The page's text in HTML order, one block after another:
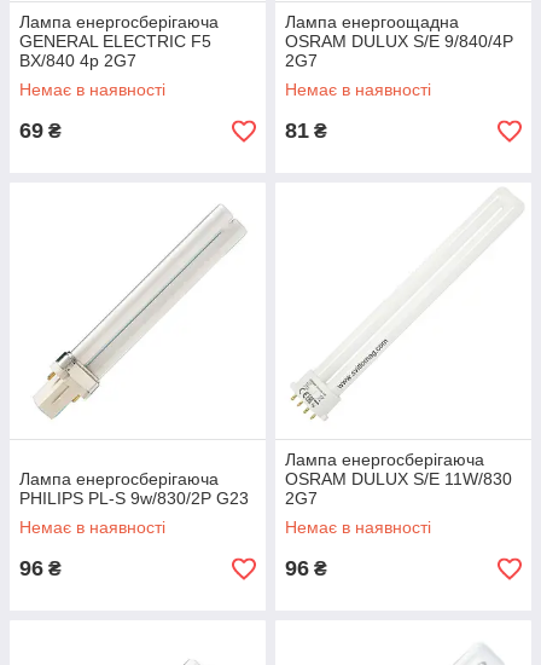
Лампа енергосберігаюча
GENERAL ELECTRIC F5
BX/840 4p 2G7
Немає в наявності
69 ₴
Лампа енергоощадна
OSRAM DULUX S/Е 9/840/4Р
2G7
Немає в наявності
81 ₴
Лампа енергосберігаюча
PHILIPS PL-S 9w/830/2P G23
Немає в наявності
96 ₴
Лампа енергосберігаюча
OSRAM DULUX S/Е 11W/830
2G7
Немає в наявності
96 ₴